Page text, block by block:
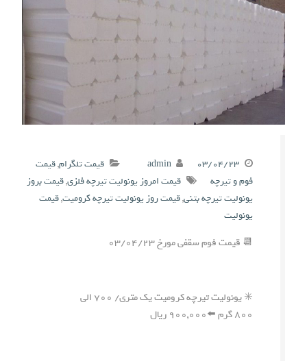
۰۳/۰۴/۲۳ admin قیمت تلگرام,قیمت
فوم و تیرچه
قیمت امروز یونولیت تیرچه فلزی,قیمت بروز
یونولیت تیرچه بتنی,قیمت روز یونولیت تیرچه کرومیت,قیمت
یونولیت
📆 قیمت فوم سقفی مورخ ۰۳/۰۴/۲۳
✳️ یونولیت تیرچه کرومیت یک متری/ ۷۰۰ الی
۸۰۰ گرم ⬅️۹۰۰,۰۰۰ ریال